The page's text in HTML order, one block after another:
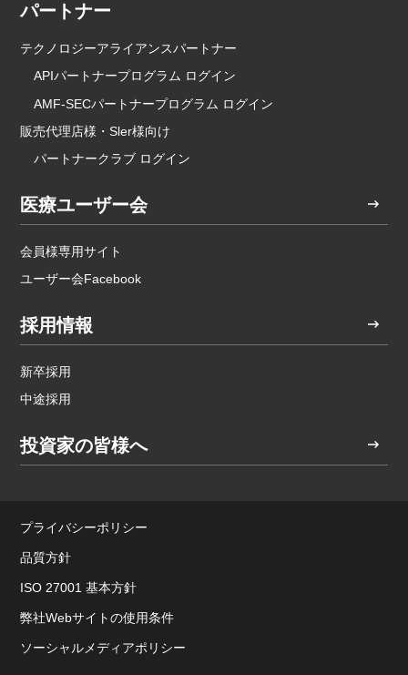
パートナー
テクノロジーアライアンスパートナー
APIパートナープログラム ログイン
AMF-SECパートナープログラム ログイン
販売代理店様・Sler様向け
パートナークラブ ログイン
医療ユーザー会
会員様専用サイト
ユーザー会Facebook
採用情報
新卒採用
中途採用
投資家の皆様へ
プライバシーポリシー
品質方針
ISO 27001 基本方針
弊社Webサイトの使用条件
ソーシャルメディアポリシー